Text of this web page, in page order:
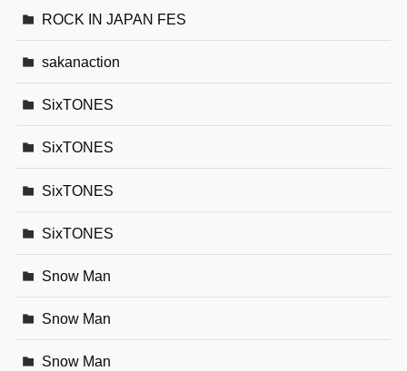
ROCK IN JAPAN FES
sakanaction
SixTONES
SixTONES
SixTONES
SixTONES
Snow Man
Snow Man
Snow Man